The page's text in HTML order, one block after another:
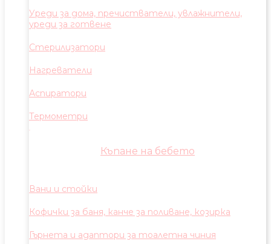
Уреди за дома, пречистватели, увлажнители,
уреди за готвене
Стерилизатори
Нагреватели
Аспиратори
Термометри
Къпане на бебето
Вани и стойки
Кофички за баня, канче за поливане, козирка
Гърнета и адаптори за тоалетна чиния